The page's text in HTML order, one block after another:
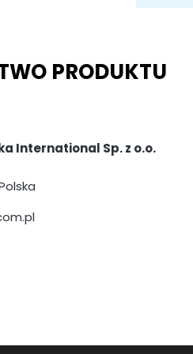
PRODUKTU
International Sp. z o.o.